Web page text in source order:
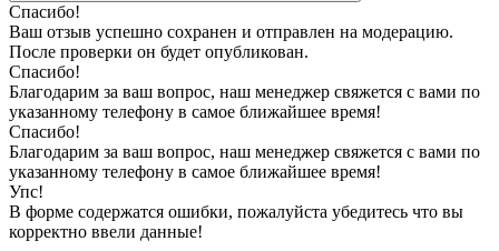
Спасибо!
Ваш отзыв успешно сохранен и отправлен на модерацию.
После проверки он будет опубликован.
Спасибо!
Благодарим за ваш вопрос, наш менеджер свяжется с вами по
указанному телефону в самое ближайшее время!
Спасибо!
Благодарим за ваш вопрос, наш менеджер свяжется с вами по
указанному телефону в самое ближайшее время!
Упс!
В форме содержатся ошибки, пожалуйста убедитесь что вы
корректно ввели данные!